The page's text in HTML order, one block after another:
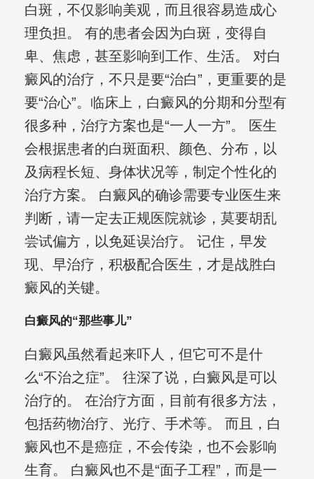
白斑，不仅影响美观，而且很容易造成心
理负担。 有的患者会因为白斑，变得自
卑、焦虑，甚至影响到工作、生活。 对白
癜风的治疗，不只是要“治白”，更重要的是
要“治心”。临床上，白癜风的分期和分型有
很多种，治疗方案也是“一人一方”。 医生
会根据患者的白斑面积、颜色、分布，以
及病程长短、身体状况等，制定个性化的
治疗方案。 白癜风的确诊需要专业医生来
判断，请一定去正规医院就诊，莫要胡乱
尝试偏方，以免延误治疗。 记住，早发
现、早治疗，积极配合医生，才是战胜白
癜风的关键。
白癜风的“那些事儿”
白癜风虽然看起来吓人，但它可不是什
么“不治之症”。 往深了说，白癜风是可以
治疗的。 在治疗方面，目前有很多方法，
包括药物治疗、光疗、手术等。 而且，白
癜风也不是癌症，不会传染，也不会影响
生育。 白癜风也不是“面子工程”，而是一